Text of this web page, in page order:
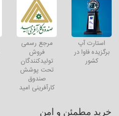
استارت آپ
برگزیده فاوا در
کشور
مرجع رسمی
فروش
تولیدکنندگان
تحت پوشش
صندوق
کارآفرینی امید
خرید مطمئن و امن